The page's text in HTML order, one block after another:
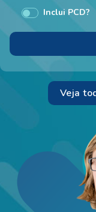
Inclui PCD?
Veja